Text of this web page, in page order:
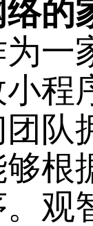
的
一
程
队
根
观